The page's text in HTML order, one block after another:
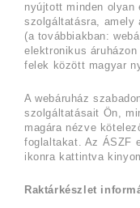
nyújtott minden olyan
szolgáltatásra, amely
(a továbbiakban:
elektronikus
felek között magyar
A webáruház
szolgáltatásait Ön,
magára nézve
foglaltakat. Az ÁSZF
ikonra kattintva
Raktárkészlet